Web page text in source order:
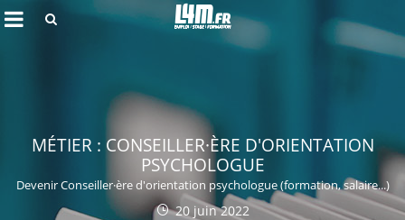
MÉTIER : CONSEILLER·ÈRE D'ORIENTATION
PSYCHOLOGUE
Devenir Conseiller·ère d'orientation psychologue (formation, salaire...)
20 juin 2022